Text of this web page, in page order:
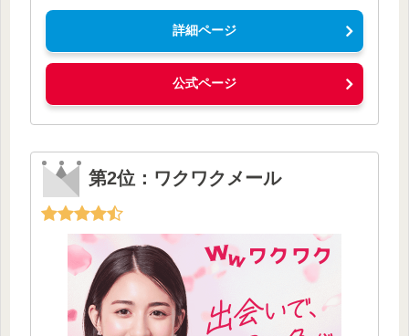
詳細ページ
公式ページ
第2位：ワクワクメール